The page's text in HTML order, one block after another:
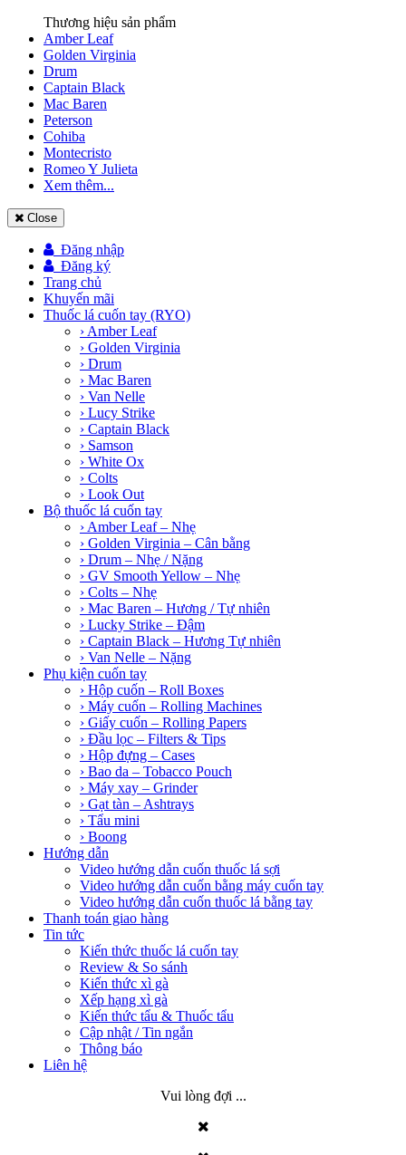
Thương hiệu sản phẩm
Amber Leaf
Golden Virginia
Drum
Captain Black
Mac Baren
Peterson
Cohiba
Montecristo
Romeo Y Julieta
Xem thêm...
Close
Đăng nhập
Đăng ký
Trang chủ
Khuyến mãi
Thuốc lá cuốn tay (RYO)
› Amber Leaf
› Golden Virginia
› Drum
› Mac Baren
› Van Nelle
› Lucy Strike
› Captain Black
› Samson
› White Ox
› Colts
› Look Out
Bộ thuốc lá cuốn tay
› Amber Leaf – Nhẹ
› Golden Virginia – Cân bằng
› Drum – Nhẹ / Nặng
› GV Smooth Yellow – Nhẹ
› Colts – Nhẹ
› Mac Baren – Hương / Tự nhiên
› Lucky Strike – Đậm
› Captain Black – Hương Tự nhiên
› Van Nelle – Nặng
Phụ kiện cuốn tay
› Hộp cuốn – Roll Boxes
› Máy cuốn – Rolling Machines
› Giấy cuốn – Rolling Papers
› Đầu lọc – Filters & Tips
› Hộp đựng – Cases
› Bao da – Tobacco Pouch
› Máy xay – Grinder
› Gạt tàn – Ashtrays
› Tẩu mini
› Boong
Hướng dẫn
Video hướng dẫn cuốn thuốc lá sợi
Video hướng dẫn cuốn bằng máy cuốn tay
Video hướng dẫn cuốn thuốc lá bằng tay
Thanh toán giao hàng
Tin tức
Kiến thức thuốc lá cuốn tay
Review & So sánh
Kiến thức xì gà
Xếp hạng xì gà
Kiến thức tẩu & Thuốc tẩu
Cập nhật / Tin ngắn
Thông báo
Liên hệ
Vui lòng đợi ...